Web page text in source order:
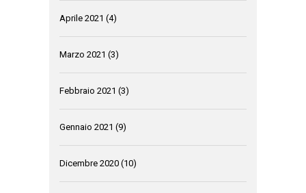
Aprile 2021 (4)
Marzo 2021 (3)
Febbraio 2021 (3)
Gennaio 2021 (9)
Dicembre 2020 (10)